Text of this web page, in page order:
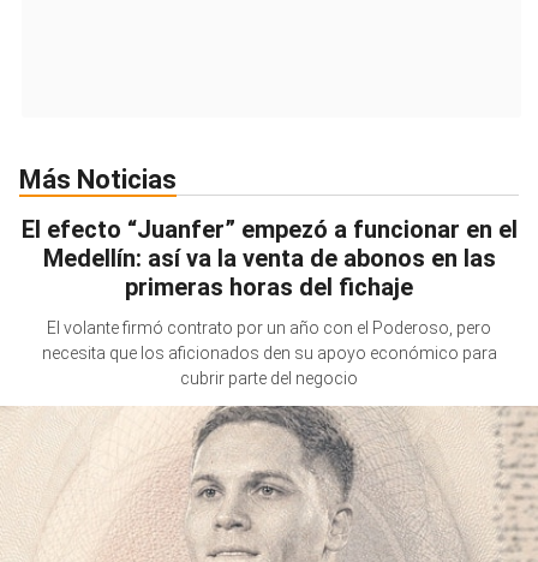
Más Noticias
El efecto “Juanfer” empezó a funcionar en el
Medellín: así va la venta de abonos en las
primeras horas del fichaje
El volante firmó contrato por un año con el Poderoso, pero
necesita que los aficionados den su apoyo económico para
cubrir parte del negocio